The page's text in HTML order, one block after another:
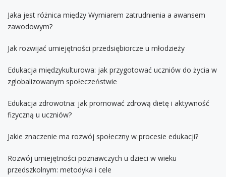
Jaka jest różnica między Wymiarem zatrudnienia a awansem
zawodowym?
Jak rozwijać umiejętności przedsiębiorcze u młodzieży
Edukacja międzykulturowa: jak przygotować uczniów do życia w
zglobalizowanym społeczeństwie
Edukacja zdrowotna: jak promować zdrową dietę i aktywność
fizyczną u uczniów?
Jakie znaczenie ma rozwój społeczny w procesie edukacji?
Rozwój umiejętności poznawczych u dzieci w wieku
przedszkolnym: metodyka i cele